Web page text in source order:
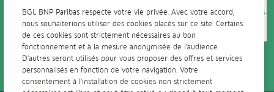
En
BGL BNP Paribas respecte votre vie privée. Avec votre accord,
nous souhaiterions utiliser des cookies placés sur ce site. Certains
de ces cookies sont strictement nécessaires au bon
fonctionnement et à la mesure anonymisée de l'audience.
D'autres seront utilisés pour vous proposer des offres et services
personnalisés en fonction de votre navigation. Votre
consentement à l'installation de cookies non strictement